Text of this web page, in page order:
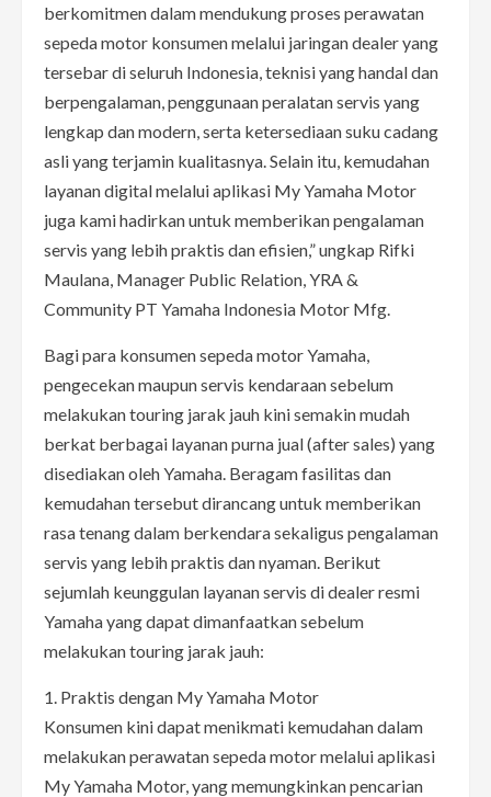
berkomitmen dalam mendukung proses perawatan
sepeda motor konsumen melalui jaringan dealer yang
tersebar di seluruh Indonesia, teknisi yang handal dan
berpengalaman, penggunaan peralatan servis yang
lengkap dan modern, serta ketersediaan suku cadang
asli yang terjamin kualitasnya. Selain itu, kemudahan
layanan digital melalui aplikasi My Yamaha Motor
juga kami hadirkan untuk memberikan pengalaman
servis yang lebih praktis dan efisien,” ungkap Rifki
Maulana, Manager Public Relation, YRA &
Community PT Yamaha Indonesia Motor Mfg.
Bagi para konsumen sepeda motor Yamaha,
pengecekan maupun servis kendaraan sebelum
melakukan touring jarak jauh kini semakin mudah
berkat berbagai layanan purna jual (after sales) yang
disediakan oleh Yamaha. Beragam fasilitas dan
kemudahan tersebut dirancang untuk memberikan
rasa tenang dalam berkendara sekaligus pengalaman
servis yang lebih praktis dan nyaman. Berikut
sejumlah keunggulan layanan servis di dealer resmi
Yamaha yang dapat dimanfaatkan sebelum
melakukan touring jarak jauh:
1. Praktis dengan My Yamaha Motor
Konsumen kini dapat menikmati kemudahan dalam
melakukan perawatan sepeda motor melalui aplikasi
My Yamaha Motor, yang memungkinkan pencarian